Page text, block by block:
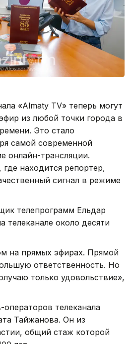
«Almaty TV» теперь могут
из любой точки города в
Это стало
самой современной
онлайн-трансляции.
находится репортер,
сигнал в режиме
телепрограмм Ельдар
телеканале около десяти
на прямых эфирах. Прямой
ответственность. Но
только удовольствие»,
телеканала
Тайжанова. Он из
общий стаж которой